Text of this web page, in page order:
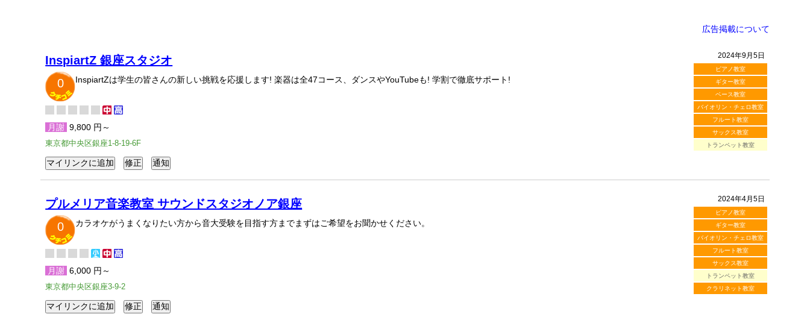
広告掲載について
2024年9月5日
ピアノ教室
ギター教室
ベース教室
バイオリン・チェロ教室
フルート教室
サックス教室
トランペット教室
InspiartZ 銀座スタジオ
0
InspiartZは学生の皆さんの新しい挑戦を応援します! 楽器は全47コース、ダンスやYouTubeも! 学割で徹底サポート!
月謝 9,800 円～
東京都中央区銀座1-8-19-6F
2024年4月5日
ピアノ教室
ギター教室
バイオリン・チェロ教室
フルート教室
サックス教室
トランペット教室
クラリネット教室
プルメリア音楽教室 サウンドスタジオノア銀座
0
カラオケがうまくなりたい方から音大受験を目指す方までまずはご希望をお聞かせください。
月謝 6,000 円～
東京都中央区銀座3-9-2